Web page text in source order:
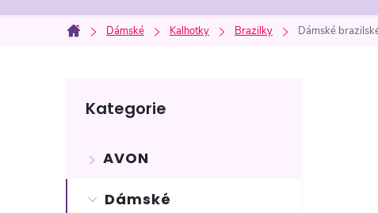
Domů
Dámské Kalhotky Brazilky Dámské
s
kategorie
Kategorie
AVON
Dámské